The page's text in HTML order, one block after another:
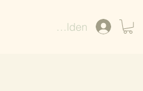
Anmelden